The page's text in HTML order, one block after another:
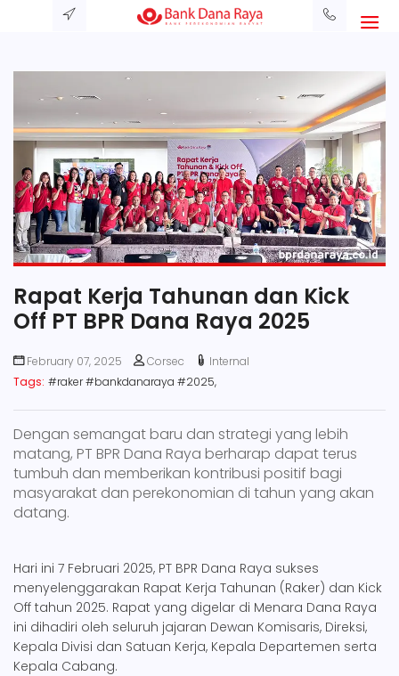
Rapat Kerja Tahunan dan Kick
Off PT BPR Dana Raya 2025
February 07, 2025 Corsec
Internal
Tags: #raker #bankdanaraya #2025,
Dengan semangat baru dan strategi yang lebih
matang, PT BPR Dana Raya berharap dapat terus
tumbuh dan memberikan kontribusi positif bagi
masyarakat dan perekonomian di tahun yang akan
datang.
Hari ini 7 Februari 2025, PT BPR Dana Raya sukses
menyelenggarakan Rapat Kerja Tahunan (Raker) dan Kick
Off tahun 2025. Rapat yang digelar di Menara Dana Raya
ini dihadiri oleh seluruh jajaran Dewan Komisaris, Direksi,
Kepala Divisi dan Satuan Kerja, Kepala Departemen serta
Kepala Cabang.